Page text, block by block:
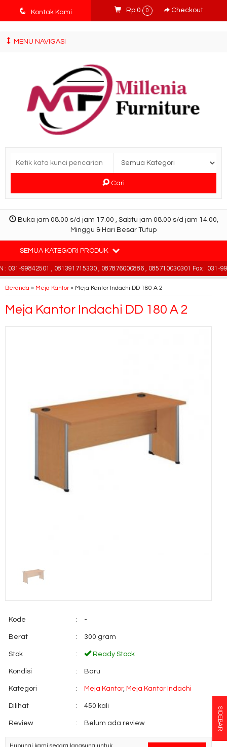
tv3ISbyqwvMDypa7aIfj2FUlPKawe7X5fX5v6wsT4Ns
q Kontak Kami Rp 0 0 Checkout
MENU NAVIGASI
Cari
Buka jam 08.00 s/d jam 17.00 , Sabtu jam 08.00 s/d jam 14.00,
Minggu & Hari Besar Tutup
SEMUA KATEGORI PRODUK
031-99842501 , 081391715330 , 087876000886 , 085710030301 Fax : 031-
Beranda » Meja Kantor» Meja Kantor Indachi DD 180 A 2
Meja Kantor Indachi DD 180 A 2
Kode : -
Berat : 300 gram
Stok : Ready Stock
Kondisi : Baru
Kategori : Meja Kantor, Meja Kantor Indachi
Dilihat : 450 kali
Review : Belum ada review
Hubungi kami secara langsung untuk
SIDEBAR